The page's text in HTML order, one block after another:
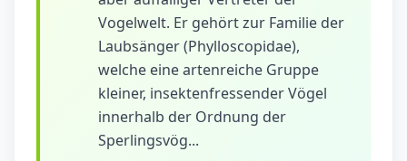
Vogelwelt. Er gehört zur Familie der
Laubsänger (Phylloscopidae),
welche eine artenreiche Gruppe
kleiner, insektenfressender Vögel
innerhalb der Ordnung der
Sperlingsvög...